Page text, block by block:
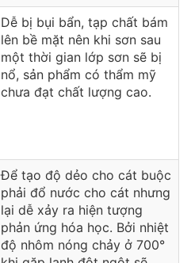
Dễ bị bụi bẩn, tạp chất bám
lên bề mặt nên khi sơn sau
một thời gian lớp sơn sẽ bị
nổ, sản phẩm có thẩm mỹ
chưa đạt chất lượng cao.
Để tạo độ dẻo cho cát buộc
phải đổ nước cho cát nhưng
lại dễ xảy ra hiện tượng
phản ứng hóa học. Bởi nhiệt
độ nhôm nóng chảy ở 700°